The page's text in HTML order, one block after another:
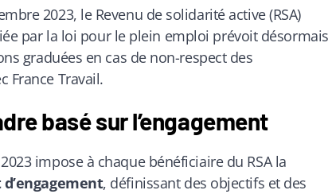
2023, le Revenu de solidarité active (RSA)
par la loi pour le plein emploi prévoit désormais
graduées en cas de non-respect des
France Travail.
basé sur l’engagement
impose à chaque bénéficiaire du RSA la
, définissant des objectifs et des